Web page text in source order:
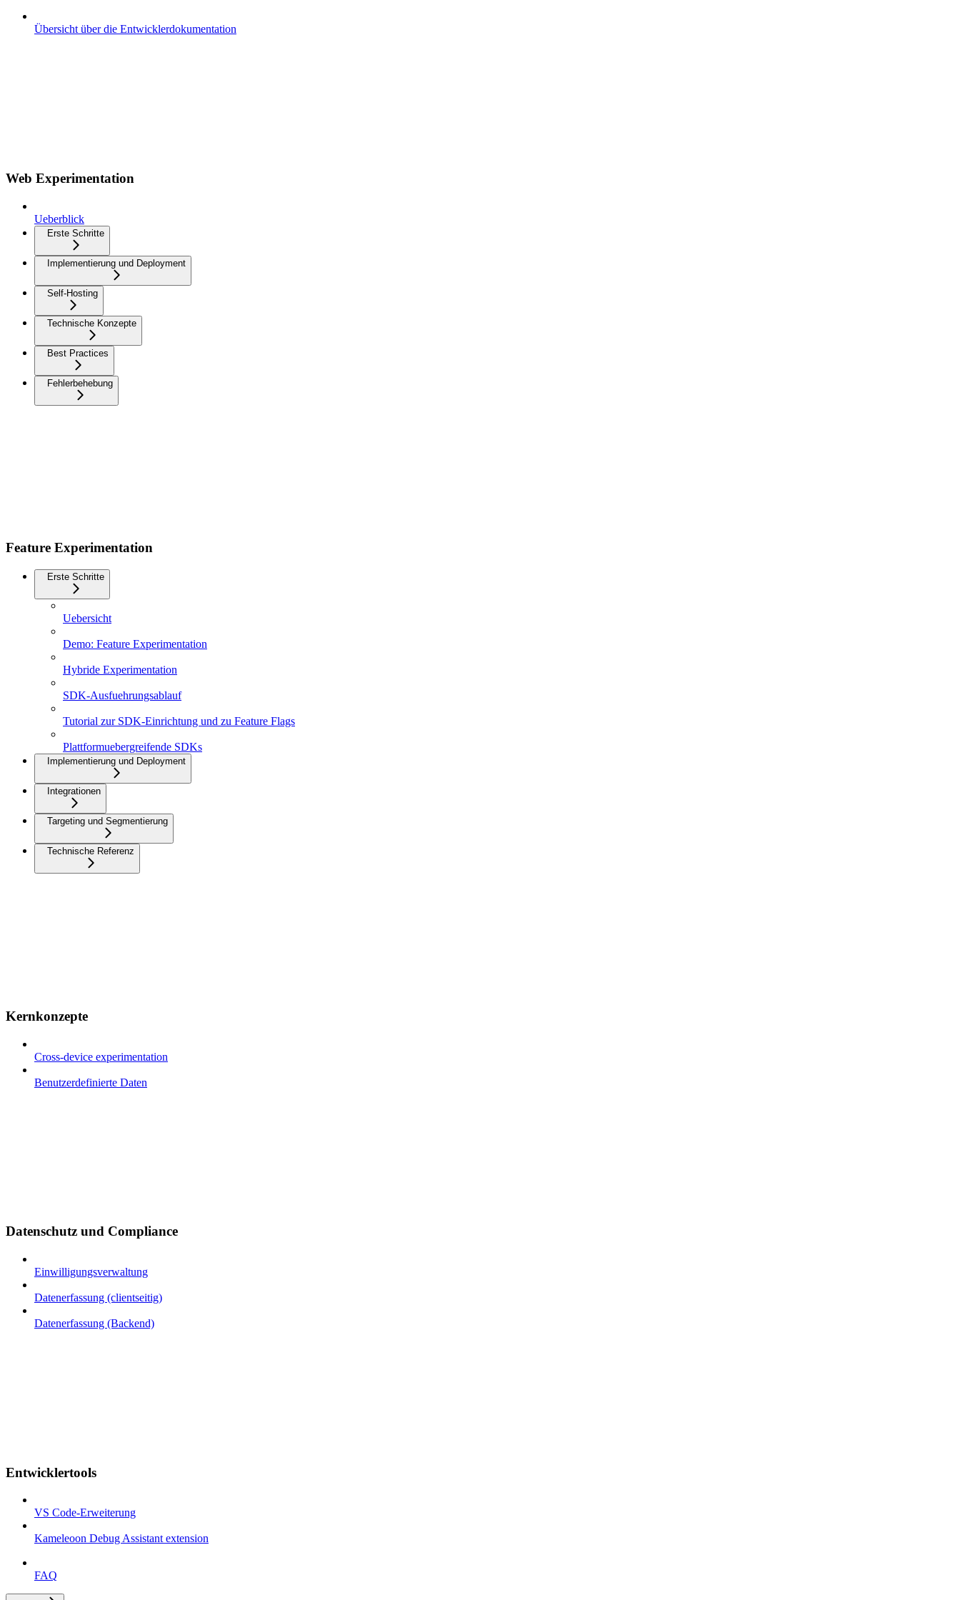
Übersicht über die Entwicklerdokumentation
Web Experimentation
Ueberblick
Erste Schritte
Implementierung und Deployment
Self-Hosting
Technische Konzepte
Best Practices
Fehlerbehebung
Feature Experimentation
Erste Schritte
Uebersicht
Demo: Feature Experimentation
Hybride Experimentation
SDK-Ausfuehrungsablauf
Tutorial zur SDK-Einrichtung und zu Feature Flags
Plattformuebergreifende SDKs
Implementierung und Deployment
Integrationen
Targeting und Segmentierung
Technische Referenz
Kernkonzepte
Cross-device experimentation
Benutzerdefinierte Daten
Datenschutz und Compliance
Einwilligungsverwaltung
Datenerfassung (clientseitig)
Datenerfassung (Backend)
Entwicklertools
VS Code-Erweiterung
Kameleoon Debug Assistant extension
FAQ